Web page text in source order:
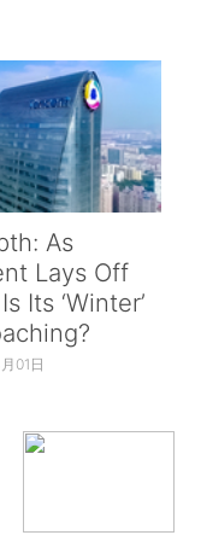
As
Lays Off
Its ‘Winter’
01日